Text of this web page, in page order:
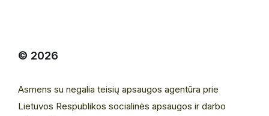
© 2026
Asmens su negalia teisių apsaugos agentūra prie
Lietuvos Respublikos socialinės apsaugos ir darbo